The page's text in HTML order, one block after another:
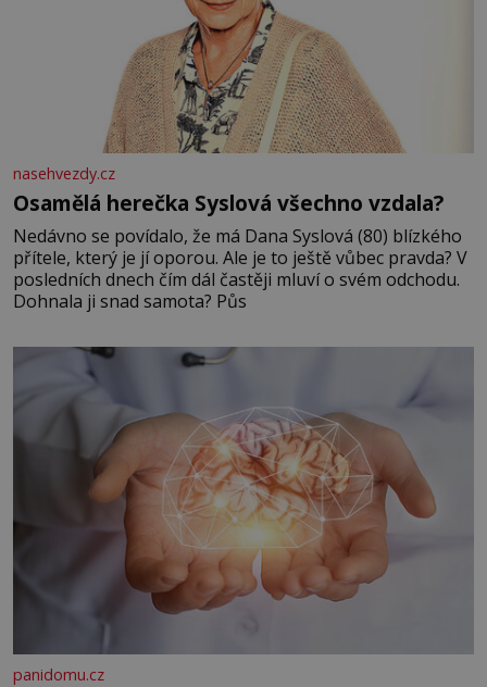
nasehvezdy.cz
Osamělá herečka Syslová všechno vzdala?
Nedávno se povídalo, že má Dana Syslová (80) blízkého
přítele, který je jí oporou. Ale je to ještě vůbec pravda? V
posledních dnech čím dál častěji mluví o svém odchodu.
Dohnala ji snad samota? Půs
panidomu.cz